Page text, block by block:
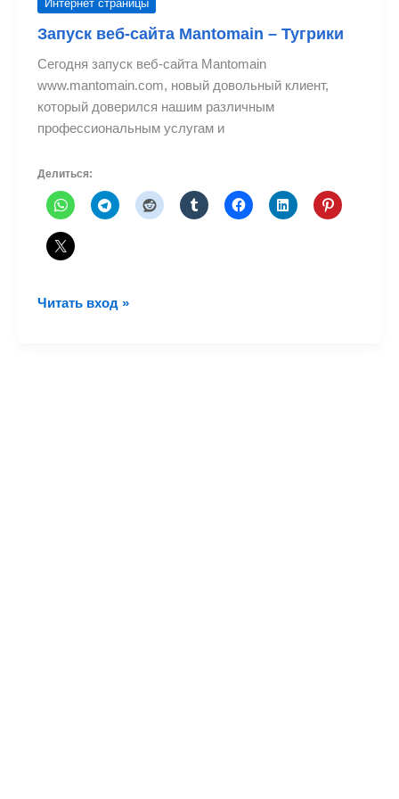
Интернет страницы
Запуск веб-сайта Mantomain – Тугрики
Сегодня запуск веб-сайта Mantomain
www.mantomain.com, новый довольный клиент,
который доверился нашим различным
профессиональным услугам и
Делиться:
Запуск
Читать вход »